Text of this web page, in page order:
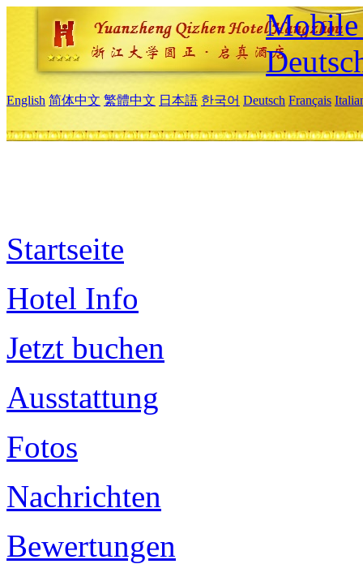
Mobile
English 简体中文 繁體中文 日本語 한국어 Deutsch Français
Startseite
Hotel Info
Jetzt buchen
Ausstattung
Fotos
Nachrichten
Bewertungen